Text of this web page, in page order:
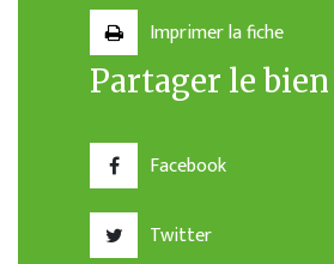
Imprimer la fiche
Partager le bien
Facebook
Twitter